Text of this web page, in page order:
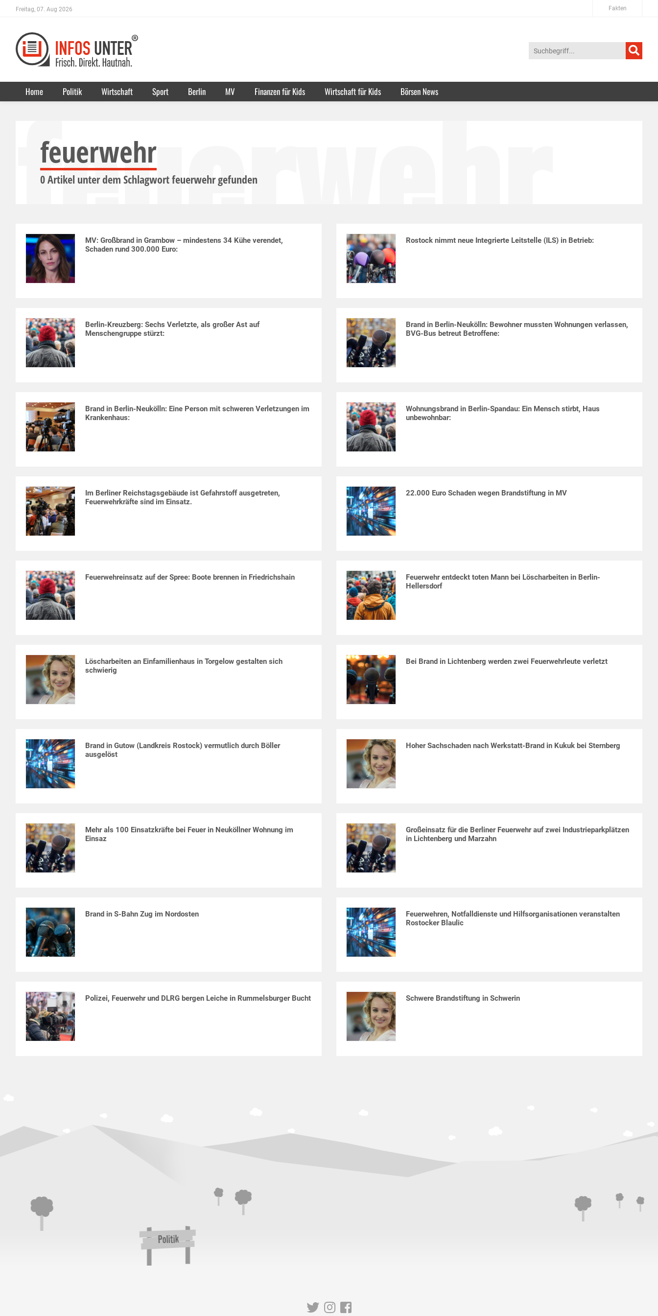
Freitag, 07. Aug 2026 Fakten
Home Politik Wirtschaft Sport Berlin MV Finanzen für Kids Wirtschaft für Kids Börsen News
feuerwehr
feuerwehr
0 Artikel unter dem Schlagwortfeuerwehrgefunden
MV: Großbrand in Grambow – mindestens 34 Kühe verendet,
Schaden rund 300.000 Euro:
Rostock nimmt neue Integrierte Leitstelle (ILS) in Betrieb:
Berlin-Kreuzberg: Sechs Verletzte, als großer Ast auf
Menschengruppe stürzt:
Brand in Berlin-Neukölln: Bewohner mussten Wohnungen verlassen,
BVG-Bus betreut Betroffene:
Brand in Berlin-Neukölln: Eine Person mit schweren Verletzungen im
Krankenhaus:
Wohnungsbrand in Berlin-Spandau: Ein Mensch stirbt, Haus
unbewohnbar:
Im Berliner Reichstagsgebäude ist Gefahrstoff ausgetreten,
Feuerwehrkräfte sind im Einsatz.
22.000 Euro Schaden wegen Brandstiftung in MV
Feuerwehreinsatz auf der Spree: Boote brennen in Friedrichshain
Feuerwehr entdeckt toten Mann bei Löscharbeiten in Berlin-
Hellersdorf
Löscharbeiten an Einfamilienhaus in Torgelow gestalten sich
schwierig
Bei Brand in Lichtenberg werden zwei Feuerwehrleute verletzt
Brand in Gutow (Landkreis Rostock) vermutlich durch Böller
ausgelöst
Hoher Sachschaden nach Werkstatt-Brand in Kukuk bei Sternberg
Mehr als 100 Einsatzkräfte bei Feuer in Neuköllner Wohnung im
Einsaz
Großeinsatz für die Berliner Feuerwehr auf zwei Industrieparkplätzen
in Lichtenberg und Marzahn
Brand in S-Bahn Zug im Nordosten
Feuerwehren, Notfalldienste und Hilfsorganisationen veranstalten
Rostocker Blaulic
Polizei, Feuerwehr und DLRG bergen Leiche in Rummelsburger Bucht Schwere Brandstiftung in Schwerin